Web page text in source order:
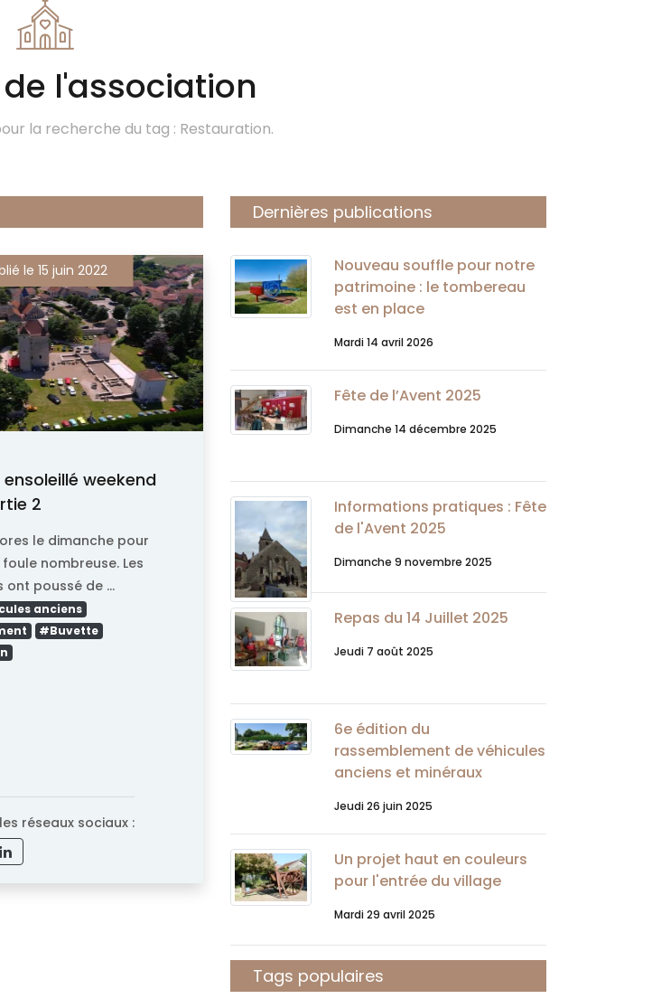
l'association
la recherche du tag : Restauration.
le 15 juin 2022
weekend
2
le dimanche pour
nombreuse. Les
ont poussé de ...
anciens
#Buvette
réseaux sociaux :
Dernières publications
Nouveau souffle pour notre
patrimoine : le tombereau
est en place
Mardi 14 avril 2026
Fête de l’Avent 2025
Dimanche 14 décembre 2025
Informations pratiques : Fête
de l'Avent 2025
Dimanche 9 novembre 2025
Repas du 14 Juillet 2025
Jeudi 7 août 2025
6e édition du
rassemblement de véhicules
anciens et minéraux
Jeudi 26 juin 2025
Un projet haut en couleurs
pour l'entrée du village
Mardi 29 avril 2025
Tags populaires